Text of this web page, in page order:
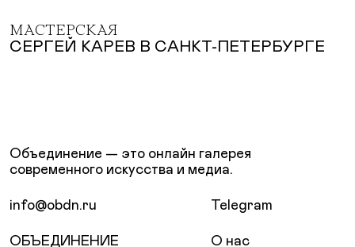
МАСТЕРСКАЯ
СЕРГЕЙ КАРЕВ В САНКТ-ПЕТЕРБУРГЕ
ОБЪЕДИНЕНИЕ
Объединение — это онлайн галерея
современного искусства и медиа.
info@obdn.ru
О нас
Telegram